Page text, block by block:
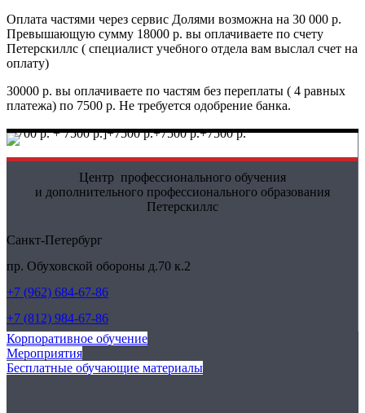
Оплата частями через сервис Долями возможна на 30 000 р.
Превышающую сумму 18000 р. вы оплачиваете по счету
Петерскиллс ( специалист учебного отдела вам выслал счет на
оплату)
30000 р. вы оплачиваете по частям без переплаты ( 4 равных
платежа) по 7500 р. Не требуется одобрение банка.
[6700 р. + 7500 р.]+7500 р.+7500 р.+7500 р.
Центр профессионального обучения
и дополнительного профессионального образования
Петерскиллс
Санкт-Петербург
пр. Обуховской обороны д.70 к.2
+7 (962) 684-67-86
+7 (812) 984-67-86
Корпоративное обучение
Мероприятия
Бесплатные обучающие материалы